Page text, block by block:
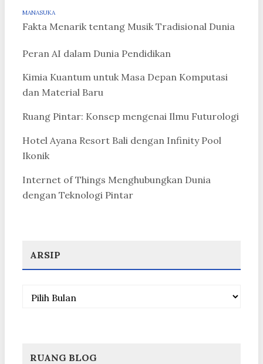
MANASUKA
Fakta Menarik tentang Musik Tradisional Dunia
Peran AI dalam Dunia Pendidikan
Kimia Kuantum untuk Masa Depan Komputasi
dan Material Baru
Ruang Pintar: Konsep mengenai Ilmu Futurologi
Hotel Ayana Resort Bali dengan Infinity Pool
Ikonik
Internet of Things Menghubungkan Dunia
dengan Teknologi Pintar
ARSIP
Arsip
RUANG BLOG